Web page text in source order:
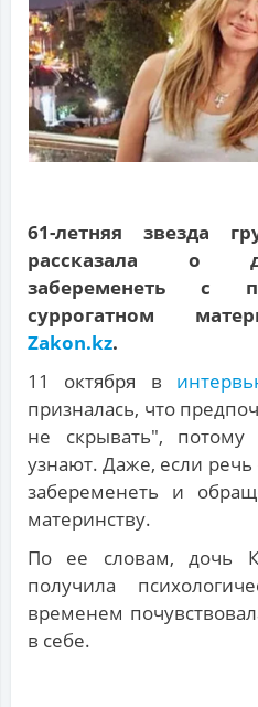
61-летняя звезда
рассказала о
забеременеть
суррогатном
Zakon.kz.
11 октября в
призналась, что
не скрывать",
узнают. Даже, если
забеременеть и
материнству.
По ее словам, дочь
получила
временем
в себе.